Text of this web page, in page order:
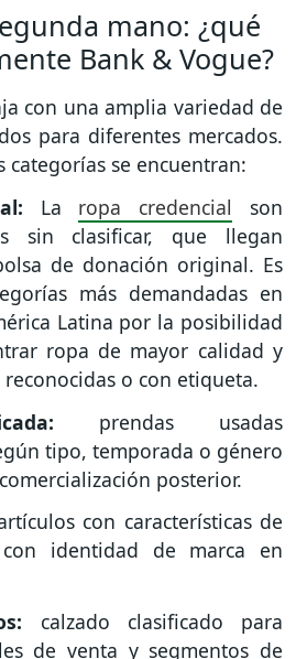
mano: ¿qué
Bank & Vogue?
con una amplia variedad de
para diferentes mercados.
categorías se encuentran:
La ropa credencial son
sin clasificar, que llegan
de donación original. Es
más demandadas en
Latina por la posibilidad
ropa de mayor calidad y
reconocidas o con etiqueta.
prendas usadas
tipo, temporada o género
posterior.
con características de
identidad de marca en
calzado clasificado para
de venta y segmentos de